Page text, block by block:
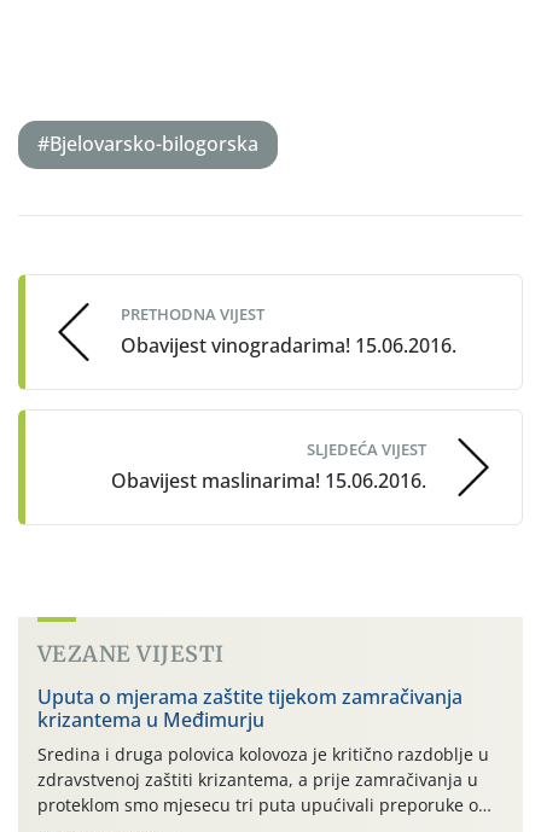
#Bjelovarsko-bilogorska
navigation
PRETHODNA VIJEST
Obavijest vinogradarima! 15.06.2016.
SLJEDEĆA VIJEST
Obavijest maslinarima! 15.06.2016.
VEZANE VIJESTI
Uputa o mjerama zaštite tijekom zamračivanja
krizantema u Međimurju
Sredina i druga polovica kolovoza je kritično razdoblje u
zdravstvenoj zaštiti krizantema, a prije zamračivanja u
proteklom smo mjesecu tri puta upućivali preporuke o